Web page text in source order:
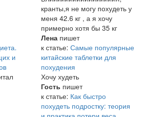
кранты,я не могу похудеть у
меня 42.6 кг , а я хочу
примерно хотя бы 35 кг
и
Лена пишет
к статье: Самые популярные
китайские таблетки для
похудения
Хочу худеть
Гость пишет
к статье: Как быстро
похудеть подростку: теория